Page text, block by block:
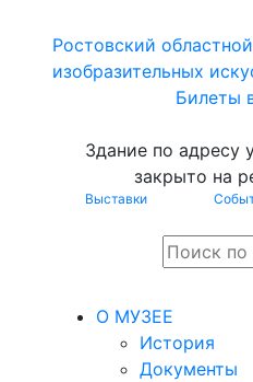
Ростовский
изобразительных
Билеты
Здание по адресу
закрыто на
Выставки
О МУЗЕЕ
История
Документы